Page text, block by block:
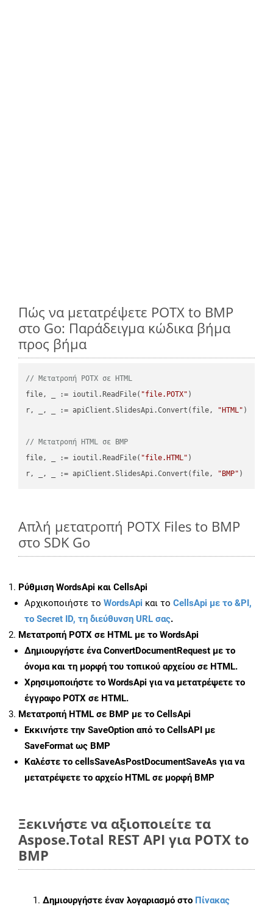
Πώς να μετατρέψετε POTX to BMP
στο Go: Παράδειγμα κώδικα βήμα
προς βήμα
// Μετατροπή POTX σε HTML
file, _ := ioutil.ReadFile( "file.POTX" )
r, _, _ := apiClient.SlidesApi.Convert(file,
"HTML" )
// Μετατροπή HTML σε BMP
file, _ := ioutil.ReadFile( "file.HTML" )
r, _, _ := apiClient.SlidesApi.Convert(file,
"BMP"
Απλή μετατροπή POTX Files to BMP
στο SDK Go
Ρύθμιση WordsApi και CellsApi
Αρχικοποιήστε το WordsApi και το CellsApi με το &PI,
το Secret ID, τη διεύθυνση URL σας.
Μετατροπή POTX σε HTML με το WordsApi
Δημιουργήστε έναConvertDocumentRequest με το
όνομα και τη μορφή του τοπικού αρχείου σε HTML.
Χρησιμοποιήστε το WordsApi για να μετατρέψετε το
έγγραφο POTX σε HTML.
Μετατροπή HTML σε BMP με το CellsApi
Εκκινήστε την SaveOption από το CellsAPI με
SaveFormat ως BMP
Καλέστε το cellsSaveAsPostDocumentSaveAs για να
μετατρέψετε το αρχείο HTML σε μορφή BMP
Ξεκινήστε να αξιοποιείτε τα
Aspose.Total REST API για POTX to
BMP
Δημιουργήστε έναν λογαριασμό στο Πίνακας